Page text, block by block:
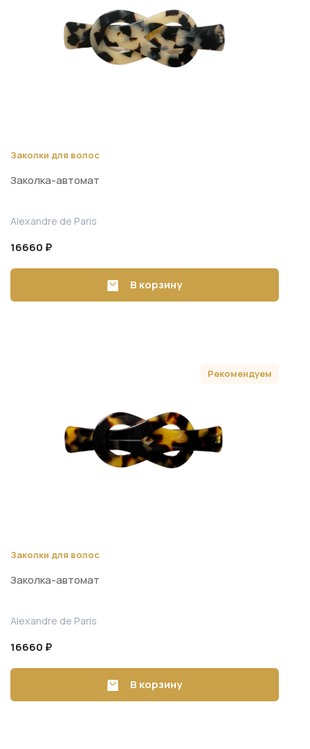
Заколки для волос
Заколка-автомат
Alexandre de Paris
16660 ₽
В корзину
Рекомендуем
Заколки для волос
Заколка-автомат
Alexandre de Paris
16660 ₽
В корзину